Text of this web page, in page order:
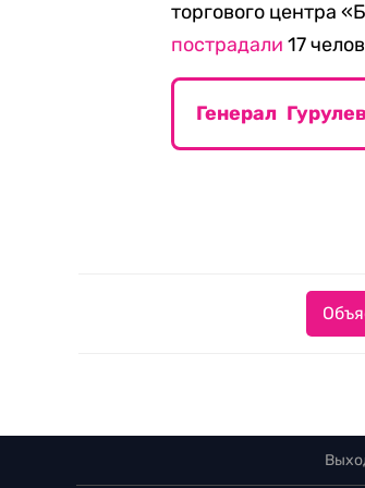
торгового центра
пострадали 17
Генерал